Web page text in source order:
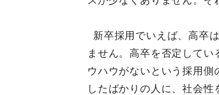
新卒採用でいえば、高卒
ません。高卒を否定して
ウハウがないという採用
したばかりの人に、社会